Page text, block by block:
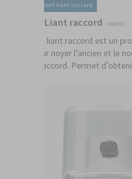
Vernis / Diluant liant raccord
Diluant-Liant raccord 680092
Le diluant liant raccord est un
conçu pour noyer l’ancien et le
zone de raccord. Permet